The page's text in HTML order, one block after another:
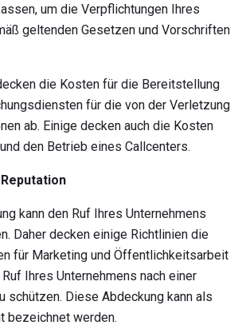
um die Verpflichtungen Ihres
geltenden Gesetzen und Vorschriften
die Kosten für die Bereitstellung
für die von der Verletzung
ab. Einige decken auch die Kosten
den Betrieb eines Callcenters.
kann den Ruf Ihres Unternehmens
Daher decken einige Richtlinien die
für Marketing und Öffentlichkeitsarbeit
Ihres Unternehmens nach einer
schützen. Diese Abdeckung kann als
bezeichnet werden.